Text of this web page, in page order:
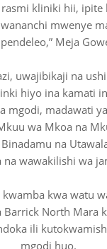
rasmi kliniki hii, ipite
mwenye
Meja
uwajibikaji na
hiyo ina kamati
mgodi, madawati
wa Mkoa na
na
na wawakilishi wa
kwamba kwa watu
Barrick North Mara
ili
mgodi huo.